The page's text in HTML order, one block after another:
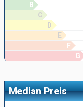
B
C
D
E
F
G
Median Preis